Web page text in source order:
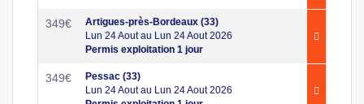
349€
Artigues-près-Bordeaux (33)
Lun 24 Aout au Lun 24 Aout 2026
Permis exploitation 1 jour
349€
Pessac (33)
Lun 24 Aout au Lun 24 Aout 2026